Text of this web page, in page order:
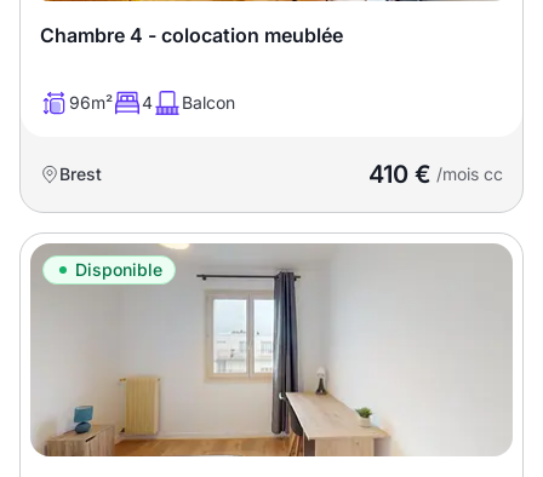
Chambre 4 - colocation meublée
96m² 4 Balcon
Brest 410 € /mois cc
Disponible